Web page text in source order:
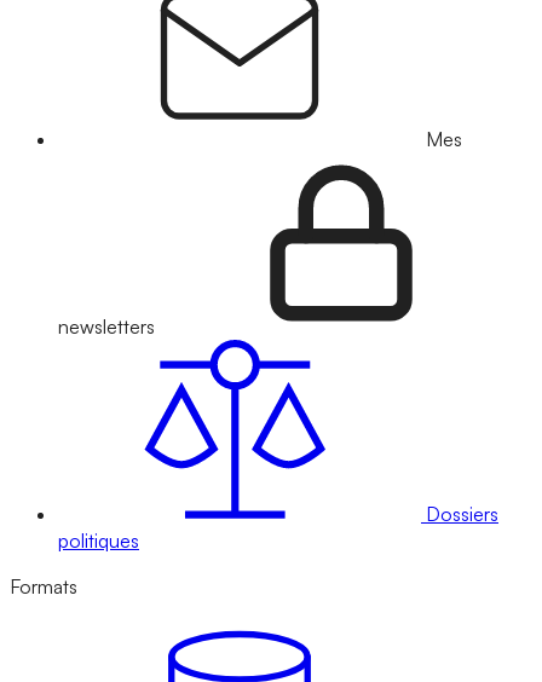
Mes
newsletters
Dossiers
politiques
Formats